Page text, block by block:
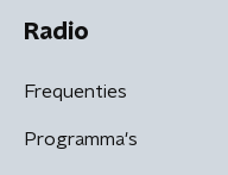
Radio
Frequenties
Programma's